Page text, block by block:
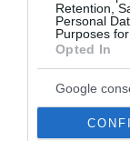
Retention,
Personal
Purposes
Opted In
Google
Που και
αθλήτριες
Από τη Δευτέρα
Αυγούστου θα
Αγγλία στο
πάρει μέρος στη